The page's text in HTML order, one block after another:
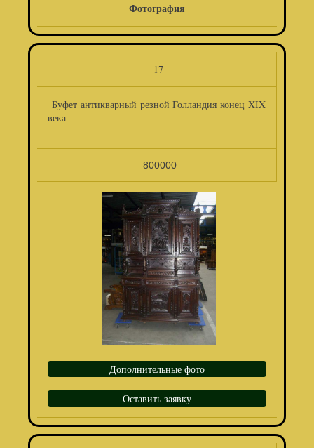
Фотография
17
Буфет антикварный резной Голландия конец XIX
века
800000
Дополнительные фото
Оставить заявку